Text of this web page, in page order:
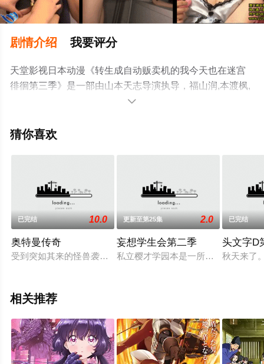
剧情介绍 我要评分
天堂影视日本动漫《转生成自动贩卖机的我今天也在迷宫
徘徊第三季》是一部由山本天志导演执导，福山润,本渡枫,
蓝原琴美,富田美忧,中井和哉,茅野爱衣,宫内敦士,山下大辉,
冈祯丞,高桥李依,白石凉子,明坂聪美,矢吹真央等演员精彩

猜你喜欢
已完结 10.0
奥特曼传奇
受到突如其来的怪兽袭击，地球上的人类几乎灭亡。为了人类最
更新至第25集 2.0
妄想学生会第二季
私立樱才学园本是一所女子高校，然
已完结
头文字D
秋天来了
相关推荐